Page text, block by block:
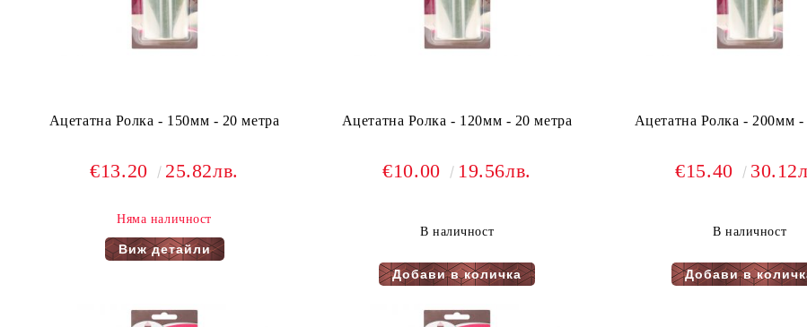
Ацетатна Ролка - 150мм - 20 метра
€13.20 25.82лв.
Няма наличност
Виж детайли
Ацетатна Ролка - 120мм - 20 метра
€10.00 19.56лв.
В наличност
Ацетатна Ролка - 200мм -
€15.40
В наличност